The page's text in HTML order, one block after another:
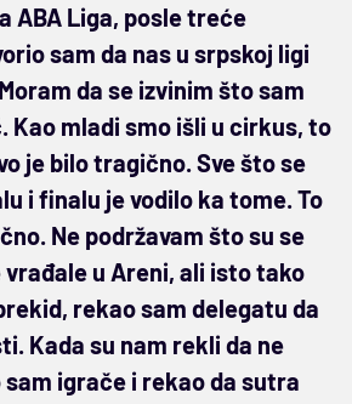
ABA Liga, posle treće
sam da nas u srpskoj ligi
da se izvinim što sam
Kao mladi smo išli u cirkus, to
je bilo tragično. Sve što se
i finalu je vodilo ka tome. To
Ne podržavam što su se
u Areni, ali isto tako
rekao sam delegatu da
Kada su nam rekli da ne
igrače i rekao da sutra